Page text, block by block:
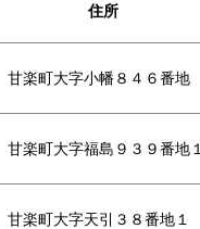
住所
甘楽町大字小幡８４６番地
甘楽町大字福島９３９番地１
甘楽町大字天引３８番地１